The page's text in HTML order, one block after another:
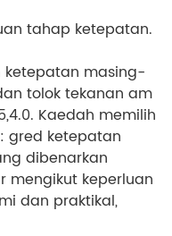
tahap ketepatan.
ketepatan masing-
tolok tekanan am
Kaedah memilih
gred ketepatan
dibenarkan
mengikut keperluan
dan praktikal,